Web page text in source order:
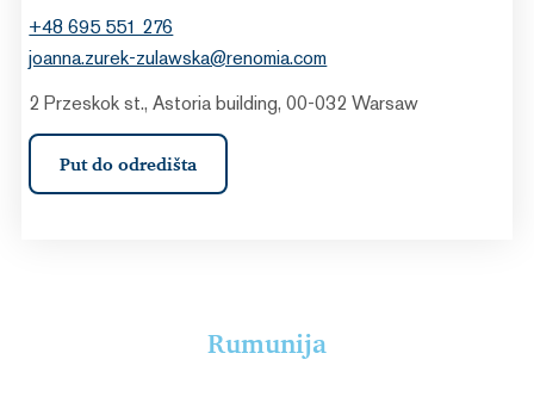
+48 695 551 276
joanna.zurek-zulawska@renomia.com
2 Przeskok st., Astoria building, 00-032 Warsaw
Put do odredišta
Rumunija